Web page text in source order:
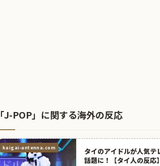
「J-POP」に関する海外の反応
kaigai-antenna.com
タイのアイドルが人気テ
話題に！【タイ人の反応】